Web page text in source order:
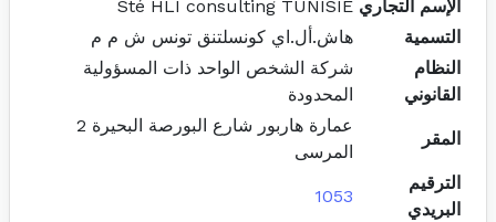
الإسم التجاري Sté HLI consulting TUNISIE
التسمية
هاش.أل.اي كونسلتنق تونس ش م م
النظام
القانوني
شركة الشخص الواحد ذات المسؤولية
المحدودة
المقر
عمارة هاربور شارع البورصة البحيرة 2
المرسى
الترقيم
البريدي
1053